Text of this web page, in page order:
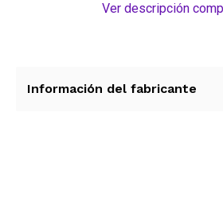
un cristal de curvatura
automovil para mantener un
Ver descripción
Información del fabricante